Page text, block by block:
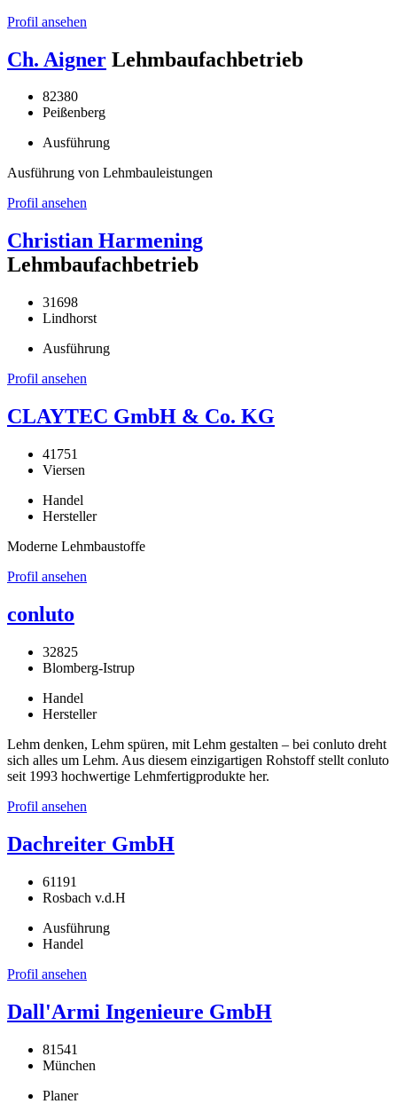
Profil ansehen
Ch. Aigner Lehmbaufachbetrieb
82380
Peißenberg
Ausführung
Ausführung von Lehmbauleistungen
Profil ansehen
Christian Harmening
Lehmbaufachbetrieb
31698
Lindhorst
Ausführung
Profil ansehen
CLAYTEC GmbH & Co. KG
41751
Viersen
Handel
Hersteller
Moderne Lehmbaustoffe
Profil ansehen
conluto
32825
Blomberg-Istrup
Handel
Hersteller
Lehm denken, Lehm spüren, mit Lehm gestalten – bei conluto dreht
sich alles um Lehm. Aus diesem einzigartigen Rohstoff stellt conluto
seit 1993 hochwertige Lehmfertigprodukte her.
Profil ansehen
Dachreiter GmbH
61191
Rosbach v.d.H
Ausführung
Handel
Profil ansehen
Dall'Armi Ingenieure GmbH
81541
München
Planer